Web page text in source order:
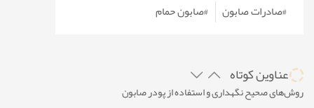
#صادرات صابون #صابون حمام
عناوین کوتاه
روش‌های صحیح نگهداری و استفاده از پودر صابون